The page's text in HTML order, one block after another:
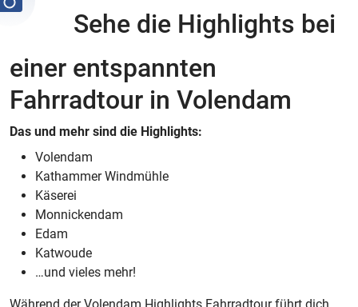
Sehe die Highlights bei
einer entspannten
Fahrradtour in Volendam
Das und mehr sind die Highlights:
Volendam
Kathammer Windmühle
Käserei
Monnickendam
Edam
Katwoude
…und vieles mehr!